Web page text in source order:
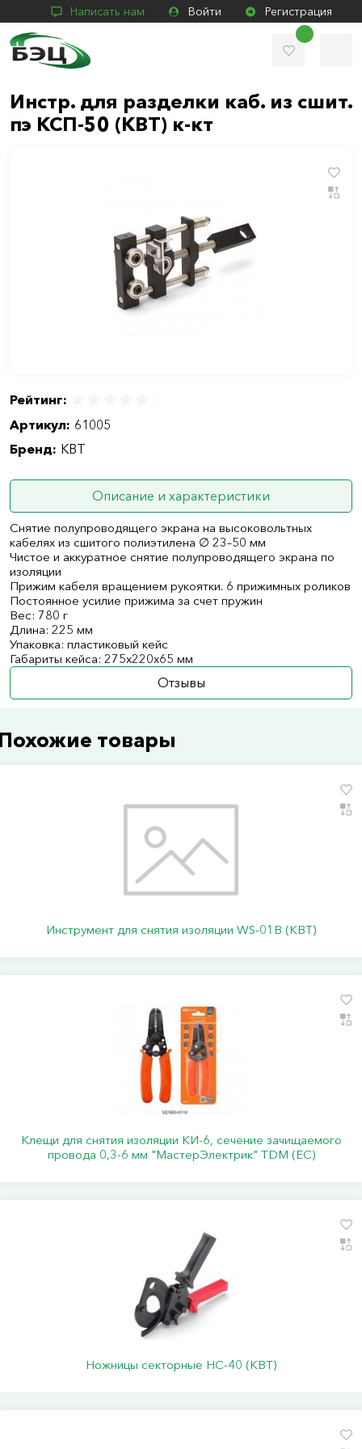
Написать нам Войти Регистрация
Инстр. для разделки каб. из сшит.
пэ КСП-50 (КВТ) к-кт
Рейтинг:
Артикул: 61005
Бренд: КВТ
Описание и характеристики
Снятие полупроводящего экрана на высоковольтных
кабелях из сшитого полиэтилена ∅ 23–50 мм
Чистое и аккуратное снятие полупроводящего экрана по
изоляции
Прижим кабеля вращением рукоятки. 6 прижимных роликов
Постоянное усилие прижима за счет пружин
Вес: 780 г
Длина: 225 мм
Упаковка: пластиковый кейс
Габариты кейса: 275х220х65 мм
Отзывы
товары
Инструмент для снятия изоляции WS-01B (КВТ)
Клещи для снятия изоляции КИ-6, сечение зачищаемого
провода 0,3-6 мм "МастерЭлектрик" TDM (ЕС)
Ножницы секторные НС-40 (КВТ)